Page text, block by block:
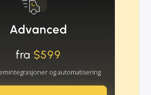
Advanced
fra $599
og automatisering